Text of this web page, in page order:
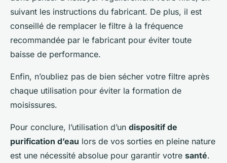
suivant les instructions du fabricant. De plus, il est
conseillé de remplacer le filtre à la fréquence
recommandée par le fabricant pour éviter toute
baisse de performance.
Enfin, n’oubliez pas de bien sécher votre filtre après
chaque utilisation pour éviter la formation de
moisissures.
Pour conclure, l’utilisation d’un dispositif de
purification d’eau lors de vos sorties en pleine nature
est une nécessité absolue pour garantir votre santé.